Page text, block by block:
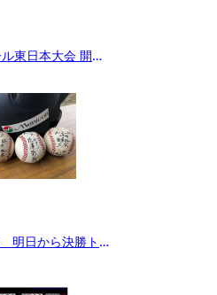
東日本大会 開
明日から決勝トー